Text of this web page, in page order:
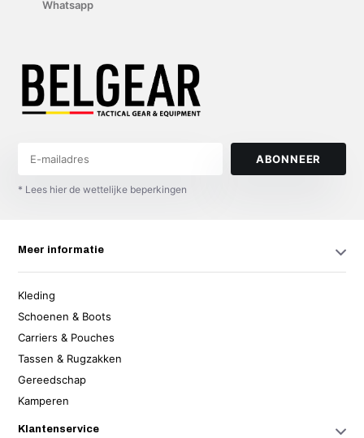
Whatsapp
ABONNEER
* Lees hier de wettelijke beperkingen
Meer informatie
Kleding
Schoenen & Boots
Carriers & Pouches
Tassen & Rugzakken
Gereedschap
Kamperen
Klantenservice